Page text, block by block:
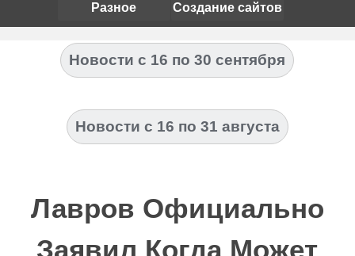
Разное
Создание сайтов
Новости с 16 по 30 сентября
Новости с 16 по 31 августа
Лавров Официально
Заявил Когда Может